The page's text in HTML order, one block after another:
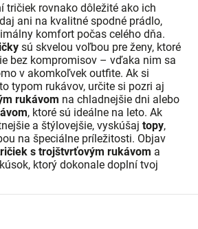
tričiek rovnako dôležité ako ich
ani na kvalitné spodné prádlo,
komfort počas celého dňa.
sú skvelou voľbou pre ženy, ktoré
bez kompromisov – vďaka nim sa
v akomkoľvek outfite. Ak si
typom rukávov, určite si pozri aj
rukávom na chladnejšie dni alebo
, ktoré sú ideálne na leto. Ak
a štýlovejšie, vyskúšaj topy,
na špeciálne príležitosti. Objav
s trojštvrťovým rukávom a
ktorý dokonale doplní tvoj